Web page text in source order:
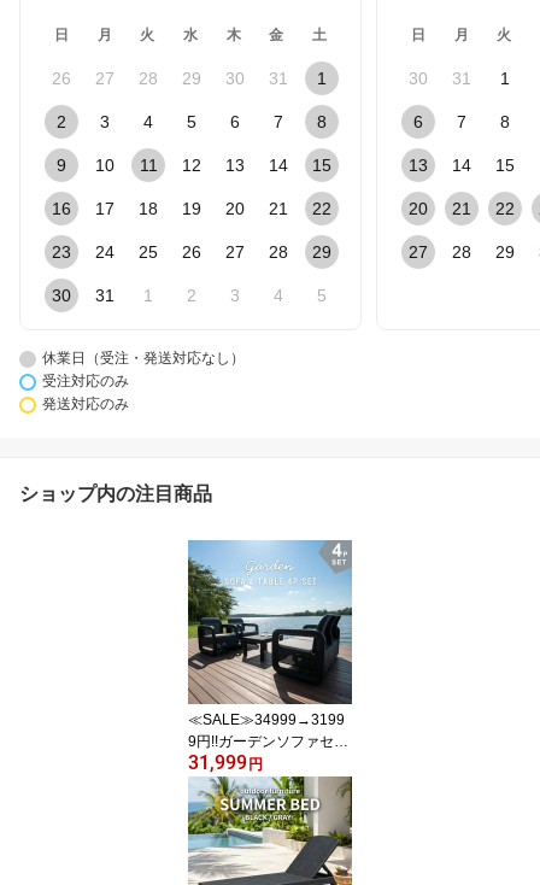
日 月 火 水 木 金 土
26 27 28 29 30 31 1
2 3 4 5 6 7 8
9 10 11 12 13 14 15
16 17 18 19 20 21 22
23 24 25 26 27 28 29
30 31 1 2 3 4 5
日 月 火
30 31 1
6 7 8
13 14 15
20 21 22
27 28 29
休業日（受注・発送対応なし）
受注対応のみ
発送対応のみ
ショップ内の注目商品
≪SALE≫34999→3199
9円!!ガーデンソファセッ
ト ガーデンリビング4点
セット ソファテーブルセ
ット ガーデンソファ ガ
ーデンテーブル 屋外 肘
掛け アウトドア ガーデ
ン 庭 テラス 水 撥水 ベラ
31,999円